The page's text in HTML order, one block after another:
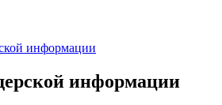
информации
информации